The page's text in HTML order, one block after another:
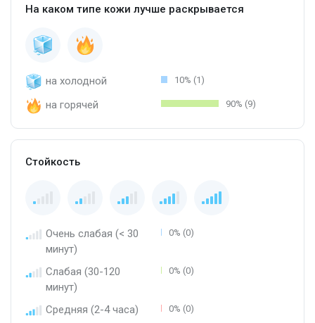
На каком типе кожи лучше раскрывается
на холодной 10% (1)
на горячей 90% (9)
Стойкость
Очень слабая (< 30
минут)
0% (0)
Слабая (30-120
минут)
0% (0)
Средняя (2-4 часа) 0% (0)